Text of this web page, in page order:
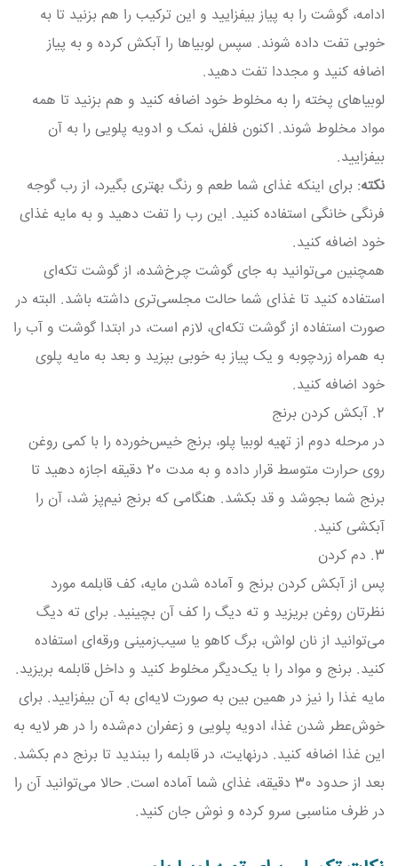
ادامه، گوشت را به پیاز بیفزایید و این ترکیب را هم بزنید تا به
خوبی تفت داده شوند. سپس لوبیاها را آبکش کرده و به پیاز
اضافه کنید و مجددا تفت دهید.
لوبیاهای پخته را به مخلوط خود اضافه کنید و هم بزنید تا همه
مواد مخلوط شوند. اکنون فلفل، نمک و ادویه پلویی را به آن
بیفزایید.
نکته: برای اینکه غذای شما طعم و رنگ بهتری بگیرد، از رب گوجه
فرنگی خانگی استفاده کنید. این رب را تفت دهید و به مایه غذای
خود اضافه کنید.
همچنین می‌توانید به جای گوشت چرخ‌شده، از گوشت تکه‌ای
استفاده کنید تا غذای شما حالت مجلسی‌تری داشته باشد. البته در
صورت استفاده از گوشت تکه‌ای، لازم است، در ابتدا گوشت و آب را
به همراه زردچوبه و یک پیاز به خوبی بپزید و بعد به مایه پلوی
خود اضافه کنید.
2. آبکش کردن برنج
در مرحله دوم از تهیه لوبیا پلو، برنج خیس‌خورده را با کمی روغن
روی حرارت متوسط قرار داده و به مدت 20 دقیقه اجازه دهید تا
برنج شما بجوشد و قد بکشد. هنگامی که برنج نیم‌پز شد، آن را
آبکشی کنید.
3. دم کردن
پس از آبکش کردن برنج و آماده شدن مایه، کف قابلمه مورد
نظرتان روغن بریزید و ته دیگ را کف آن بچینید. برای ته دیگ
می‌توانید از نان لواش، برگ کاهو یا سیب‌زمینی ورقه‌ای استفاده
کنید. برنج و مواد را با یک‌دیگر مخلوط کنید و داخل قابلمه بریزید.
مایه غذا را نیز در همین بین به صورت لایه‌ای به آن بیفزایید. برای
خوش‌عطر شدن غذا، ادویه پلویی و زعفران دم‌شده را در هر لایه به
این غذا اضافه کنید. درنهایت، در قابلمه را ببندید تا برنج دم بکشد.
بعد از حدود 30 دقیقه، غذای شما آماده است. حالا می‌توانید آن را
در ظرف مناسبی سرو کرده و نوش جان کنید.